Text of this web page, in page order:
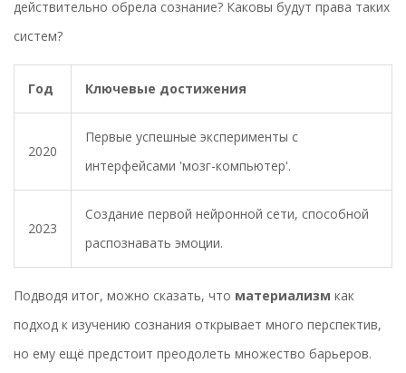
действительно обрела сознание? Каковы будут права таких
систем?
Год Ключевые достижения
2020
Первые успешные эксперименты с
интерфейсами 'мозг-компьютер'.
2023
Создание первой нейронной сети, способной
распознавать эмоции.
Подводя итог, можно сказать, что материализм как
подход к изучению сознания открывает много перспектив,
но ему ещё предстоит преодолеть множество барьеров.